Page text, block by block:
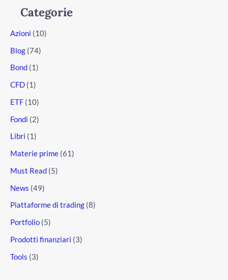
Categorie
Azioni (10)
Blog (74)
Bond (1)
CFD (1)
ETF (10)
Fondi (2)
Libri (1)
Materie prime (61)
Must Read (5)
News (49)
Piattaforme di trading (8)
Portfolio (5)
Prodotti finanziari (3)
Tools (3)